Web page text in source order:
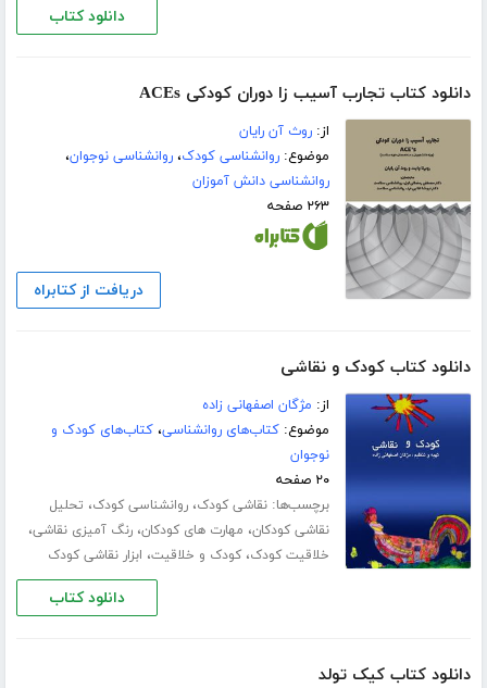
دانلود کتاب
دانلود کتاب تجارب آسیب زا دوران کودکی ACEs
از:روث آن رایان
موضوع:روانشناسی کودک،روانشناسی نوجوان،
روانشناسی دانش آموزان
۲۶۳ صفحه
دریافت از کتابراه
دانلود کتاب کودک و نقاشی
از: مژگان اصفهانی زاده
موضوع:کتاب‌های روانشناسی،کتاب‌های کودک و
نوجوان
۲۰ صفحه
برچسب‌ها:نقاشی کودک،روانشناسی کودک، تحلیل
نقاشی کودکان، مهارت های کودکان،رنگ آمیزی نقاشی،
خلاقیت کودک،کودک و خلاقیت، ابزار نقاشی کودک
دانلود کتاب
دانلود کتاب کیک تولد